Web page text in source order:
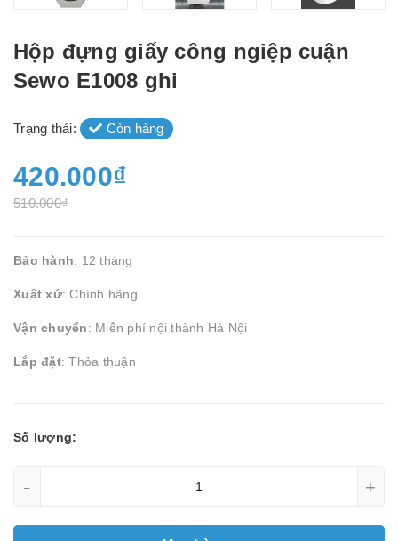
Hộp đựng giấy công ngiệp cuận
Sewo E1008 ghi
Trạng thái: Còn hàng
420.000₫
510.000₫
Bảo hành: 12 tháng
Xuất xứ: Chính hãng
Vận chuyển: Miễn phí nội thành Hà Nội
Lắp đặt: Thỏa thuận
Số lượng:
- +